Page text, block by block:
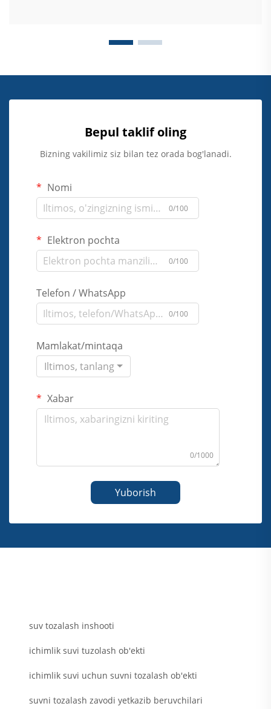
Bepul taklif oling
Bizning vakilimiz siz bilan tez orada bog'lanadi.
Nomi
0/100
Elektron pochta
0/100
Telefon / WhatsApp
0/100
Mamlakat/mintaqa
Iltimos, tanlang
Xabar
0/1000
Yuborish
suv tozalash inshooti
ichimlik suvi tuzolash ob'ekti
ichimlik suvi uchun suvni tozalash ob'ekti
suvni tozalash zavodi yetkazib beruvchilari